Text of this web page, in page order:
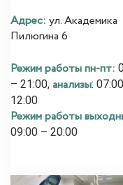
Адрес: ул. Академика
Пилюгина 6
Режим работы пн-пт:
– 21:00, анализы:
12:00
Режим работы
09:00 – 20:00